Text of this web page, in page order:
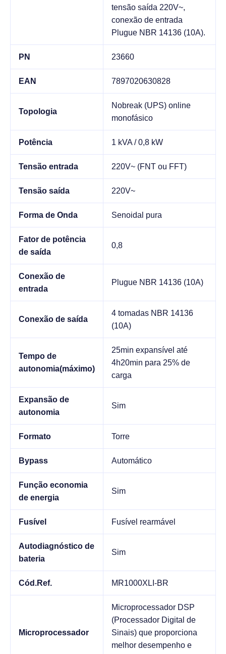
tensão saída 220V~,
conexão de entrada
Plugue NBR 14136 (10A).
PN 23660
EAN 7897020630828
Topologia
Nobreak (UPS) online
monofásico
Potência 1 kVA / 0,8 kW
Tensão entrada 220V~ (FNT ou FFT)
Tensão saída 220V~
Forma de Onda Senoidal pura
Fator de potência
de saída
0,8
Conexão de
entrada
Plugue NBR 14136 (10A)
Conexão de saída
4 tomadas NBR 14136
(10A)
Tempo de
autonomia(máximo)
25min expansível até
4h20min para 25% de
carga
Expansão de
autonomia
Sim
Formato Torre
Bypass Automático
Função economia
de energia
Sim
Fusível Fusível rearmável
Autodiagnóstico de
bateria
Sim
Cód.Ref. MR1000XLI-BR
Microprocessador
Microprocessador DSP
(Processador Digital de
Sinais) que proporciona
melhor desempenho e